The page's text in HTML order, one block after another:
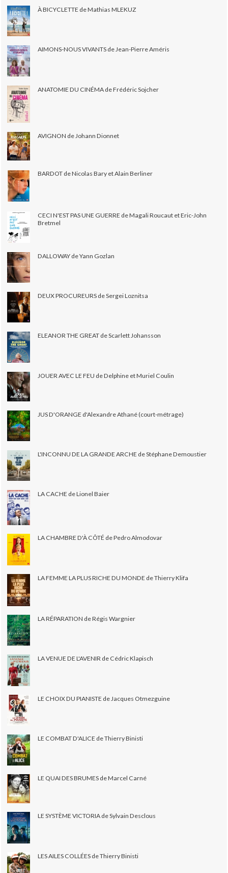
À BICYCLETTE de Mathias MLEKUZ
AIMONS-NOUS VIVANTS de Jean-Pierre Améris
ANATOMIE DU CINÉMA de Frédéric Sojcher
AVIGNON de Johann Dionnet
BARDOT de Nicolas Bary et Alain Berliner
CECI N'EST PAS UNE GUERRE de Magali Roucaut et Eric-John
Bretmel
DALLOWAY de Yann Gozlan
DEUX PROCUREURS de Sergei Loznitsa
ELEANOR THE GREAT de Scarlett Johansson
JOUER AVEC LE FEU de Delphine et Muriel Coulin
JUS D'ORANGE d'Alexandre Athané (court-métrage)
L'INCONNU DE LA GRANDE ARCHE de Stéphane Demoustier
LA CACHE de Lionel Baier
LA CHAMBRE D'À CÔTÉ de Pedro Almodovar
LA FEMME LA PLUS RICHE DU MONDE de Thierry Klifa
LA RÉPARATION de Régis Wargnier
LA VENUE DE L'AVENIR de Cédric Klapisch
LE CHOIX DU PIANISTE de Jacques Otmezguine
LE COMBAT D'ALICE de Thierry Binisti
LE QUAI DES BRUMES de Marcel Carné
LE SYSTÈME VICTORIA de Sylvain Desclous
LES AILES COLLÉES de Thierry Binisti